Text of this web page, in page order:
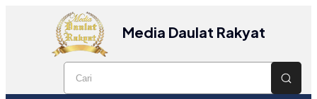
Media Daulat Rakyat